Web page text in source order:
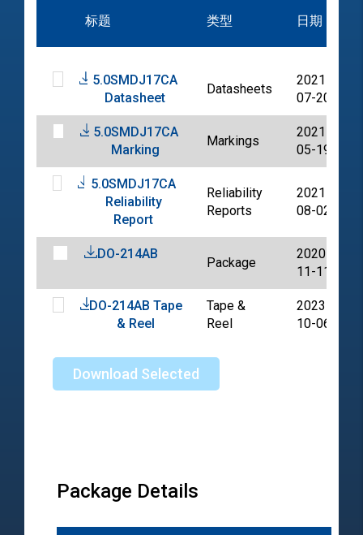
标题 类型 日期
5.0SMDJ17CA
Datasheet
Datasheets
2021-
07-20
5.0SMDJ17CA
Marking
Markings
2021-
05-19
5.0SMDJ17CA
Reliability
Report
Reliability
Reports
2021-
08-02
DO-214AB
Package
2020-
11-11
DO-214AB Tape
& Reel
Tape &
Reel
2023-
10-06
Download Selected
Package Details